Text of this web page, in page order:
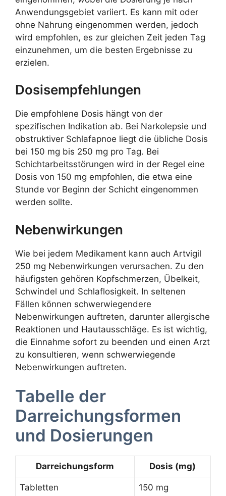
Anwendungsgebiet variiert. Es kann mit oder
ohne Nahrung eingenommen werden, jedoch
wird empfohlen, es zur gleichen Zeit jeden Tag
einzunehmen, um die besten Ergebnisse zu
erzielen.
Dosisempfehlungen
Die empfohlene Dosis hängt von der
spezifischen Indikation ab. Bei Narkolepsie und
obstruktiver Schlafapnoe liegt die übliche Dosis
bei 150 mg bis 250 mg pro Tag. Bei
Schichtarbeitsstörungen wird in der Regel eine
Dosis von 150 mg empfohlen, die etwa eine
Stunde vor Beginn der Schicht eingenommen
werden sollte.
Nebenwirkungen
Wie bei jedem Medikament kann auch Artvigil
250 mg Nebenwirkungen verursachen. Zu den
häufigsten gehören Kopfschmerzen, Übelkeit,
Schwindel und Schlaflosigkeit. In seltenen
Fällen können schwerwiegendere
Nebenwirkungen auftreten, darunter allergische
Reaktionen und Hautausschläge. Es ist wichtig,
die Einnahme sofort zu beenden und einen Arzt
zu konsultieren, wenn schwerwiegende
Nebenwirkungen auftreten.
Tabelle der
Darreichungsformen
und Dosierungen
Darreichungsform Dosis (mg)
Tabletten 150 mg